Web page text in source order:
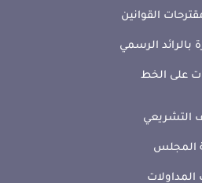
القوانين
بالرائد الرسمي
على الخط
التشريعي
المجلس